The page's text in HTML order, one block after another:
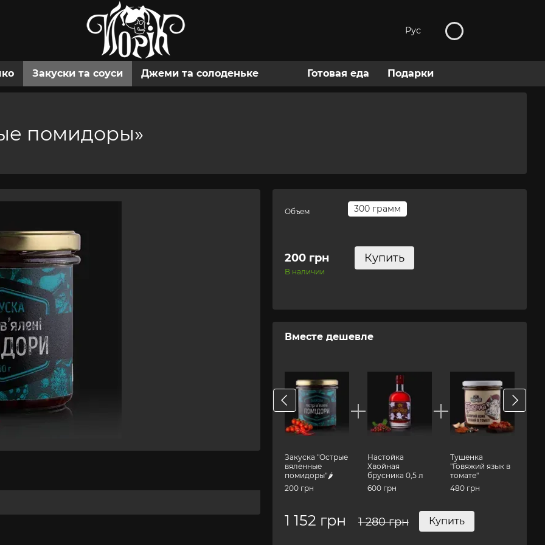
Рус
Закуски та соуси Джеми та солоденьке Готовая еда Подарки
помидоры»
Объем 300 грамм
200 грн
В наличии
Купить
Вместе дешевле
Закуска "Острые
вяленные
помидоры"🌶️
200 грн
Настойка
Хвойная
брусника 0,5 л
600 грн
Тушенка
"Говяжий язык в
томате"
480 грн
1 152 грн 1 280 грн Купить